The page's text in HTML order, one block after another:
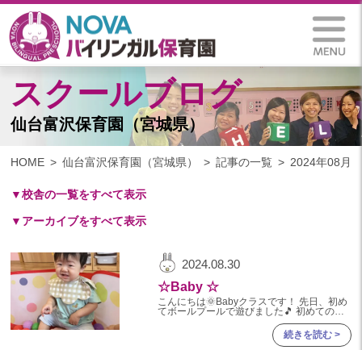
スクールブログ
仙台富沢保育園（宮城県）
HOME 仙台富沢保育園（宮城県） 記事の一覧 2024年08月
▼校舎の一覧をすべて表示
札幌保育園（北海道）
仙台富沢保育園（宮城県）
印西東の原保育園(千葉県)
つくば西平塚保育園(茨城県)
▼アーカイブをすべて表示
2025年 03月(1)
2024
2024年 10月(22)
2024.08.30
☆Baby ☆
こんにちは🌞Babyクラスです！ 先日、初め
てボールプールで遊びました🎵 初めての体
験に子供達のテンションも上がりましたー✨
色々な表情が見られましたので、ご紹介して
続きを読む >